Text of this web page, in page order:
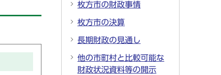
枚方市の財政事情
枚方市の決算
長期財政の見通し
他の市町村と比較可能な
財政状況資料等の開示